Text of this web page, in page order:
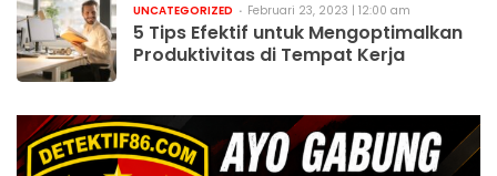
UNCATEGORIZED Februari 23, 2023 | 12:00 am
5 Tips Efektif untuk Mengoptimalkan
Produktivitas di Tempat Kerja